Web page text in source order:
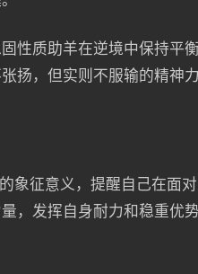
性质助羊在逆境中保持平
扬，但实则不服输的精神力
象征意义，提醒自己在面
，发挥自身耐力和稳重优